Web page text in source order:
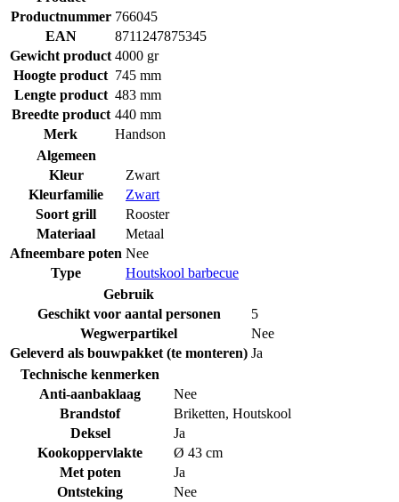
Productnummer 766045
EAN
8711247875345
Gewicht product 4000 gr
Hoogte product 745 mm
Lengte product 483 mm
Breedte product 440 mm
Merk
Handson
Algemeen
Kleur
Zwart
Kleurfamilie
Zwart
Soort grill
Rooster
Materiaal
Metaal
Afneembare poten Nee
Type
Houtskool barbecue
Gebruik
Geschikt voor aantal personen
5
Wegwerpartikel
Nee
Geleverd als bouwpakket (te monteren) Ja
Technische kenmerken
Anti-aanbaklaag
Nee
Brandstof
Briketten, Houtskool
Deksel
Ja
Kookoppervlakte
Ø 43 cm
Met poten
Ja
Ontsteking
Nee